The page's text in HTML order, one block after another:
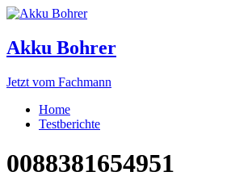
Akku Bohrer
Jetzt vom Fachmann
Home
Testberichte
0088381654951